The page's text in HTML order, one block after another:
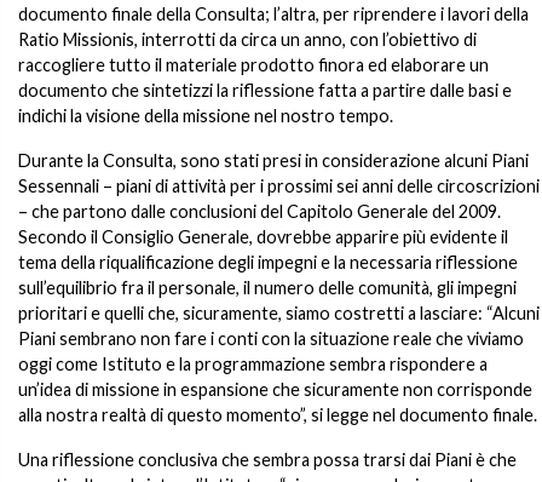
documento finale della Consulta; l’altra, per riprendere i lavori della
Ratio Missionis, interrotti da circa un anno, con l’obiettivo di
raccogliere tutto il materiale prodotto finora ed elaborare un
documento che sintetizzi la riflessione fatta a partire dalle basi e
indichi la visione della missione nel nostro tempo.
Durante la Consulta, sono stati presi in considerazione alcuni Piani
Sessennali – piani di attività per i prossimi sei anni delle circoscrizioni
– che partono dalle conclusioni del Capitolo Generale del 2009.
Secondo il Consiglio Generale, dovrebbe apparire più evidente il
tema della riqualificazione degli impegni e la necessaria riflessione
sull’equilibrio fra il personale, il numero delle comunità, gli impegni
prioritari e quelli che, sicuramente, siamo costretti a lasciare: “Alcuni
Piani sembrano non fare i conti con la situazione reale che viviamo
oggi come Istituto e la programmazione sembra rispondere a
un’idea di missione in espansione che sicuramente non corrisponde
alla nostra realtà di questo momento”, si legge nel documento finale.
Una riflessione conclusiva che sembra possa trarsi dai Piani è che